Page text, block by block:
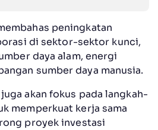
peningkatan
di sektor-sektor kunci,
daya alam, energi
sumber daya manusia.
akan fokus pada langkah-
memperkuat kerja sama
proyek investasi